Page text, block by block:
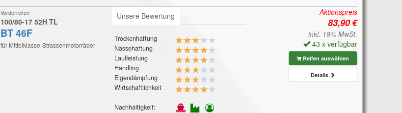
Vorderreifen
100/80-17 52H TL
BT 46F
für Mittelklasse-Strassenmotorräder
Unsere Bewertung
Trockenhaftung
Nässehaftung
Laufleistung
Handling
Eigendämpfung
Wirtschaftlichkeit
Nachhaltigkeit:
Aktionspreis
inkl. 19% MwSt.
43 x verfügbar
Reifen auswählen
Details